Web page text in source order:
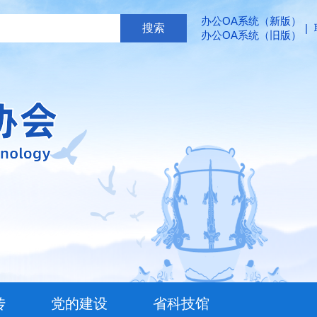
办公OA系统（新版）
办公OA系统（旧版）
|
党的建设 省科技馆